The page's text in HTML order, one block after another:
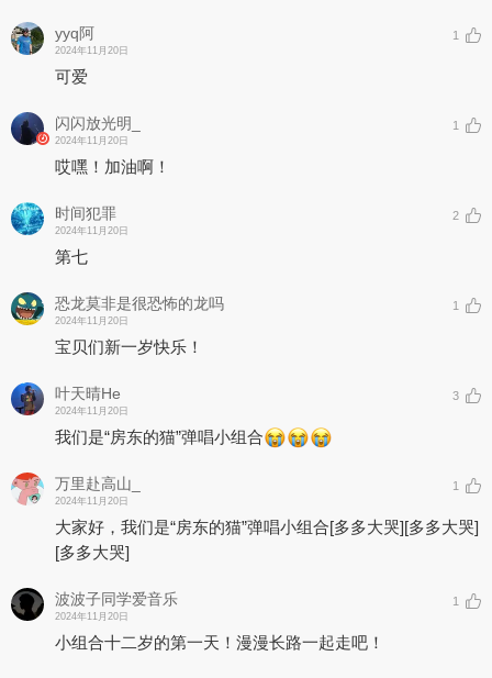
yyq阿
2024年11月20日
1
可爱
闪闪放光明_
2024年11月20日
1
哎嘿！加油啊！
时间犯罪
2024年11月20日
2
第七
恐龙莫非是很恐怖的龙吗
2024年11月20日
1
宝贝们新一岁快乐！
叶天晴He
2024年11月20日
3
我们是“房东的猫”弹唱小组合
万里赴高山_
2024年11月20日
1
大家好，我们是“房东的猫”弹唱小组合[多多大哭][多多大哭]
[多多大哭]
波波子同学爱音乐
2024年11月20日
1
小组合十二岁的第一天！漫漫长路一起走吧！